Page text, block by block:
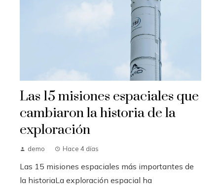
Las 15 misiones espaciales que
cambiaron la historia de la
exploración
demo Hace 4 días
Las 15 misiones espaciales más importantes de
la historiaLa exploración espacial ha